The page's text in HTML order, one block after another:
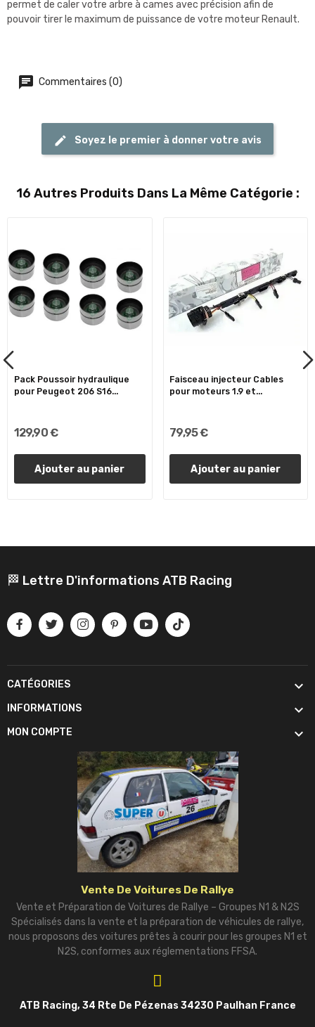
permet de caler votre arbre à cames avec précision afin de
pouvoir tirer le maximum de puissance de votre moteur Renault.
Commentaires (0)
Soyez le premier à donner votre avis
16 Autres Produits Dans La Même Catégorie :
Pack Poussoir hydraulique
pour Peugeot 206 S16...
129,90 €
Ajouter au panier
Faisceau injecteur Cables
pour moteurs 1.9 et...
79,95 €
Ajouter au panier
🏁 Lettre D'informations ATB Racing
CATÉGORIES 
INFORMATIONS 
MON COMPTE 
Vente De Voitures De Rallye
Vente et Préparation de Voitures de Rallye – Groupes N1 & N2S
Spécialisés dans la vente et la préparation de véhicules de rallye,
nous proposons des voitures prêtes à courir pour les groupes N1 et
N2S, conformes aux réglementations FFSA.
ATB Racing, 34 Rte De Pézenas 34230 Paulhan France